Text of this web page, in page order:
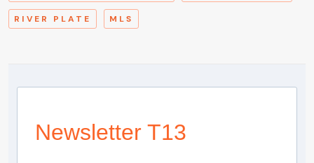
RIVER PLATE MLS
Newsletter T13